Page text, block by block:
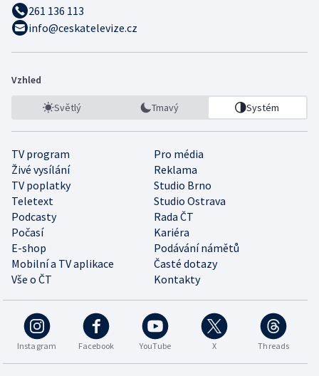
261 136 113
info@ceskatelevize.cz
Vzhled
Světlý Tmavý Systém
TV program
Pro média
Živé vysílání
Reklama
TV poplatky
Studio Brno
Teletext
Studio Ostrava
Podcasty
Rada ČT
Počasí
Kariéra
E-shop
Podávání námětů
Mobilní a TV aplikace
Časté dotazy
Vše o ČT
Kontakty
Instagram Facebook YouTube X Threads